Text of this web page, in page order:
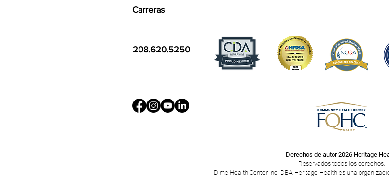
Carreras
208.620.5250
Derechos de autor 2026 Heritage
Reservados todos los derechos.
Dirne Health Center Inc. DBA Heritage Health es una